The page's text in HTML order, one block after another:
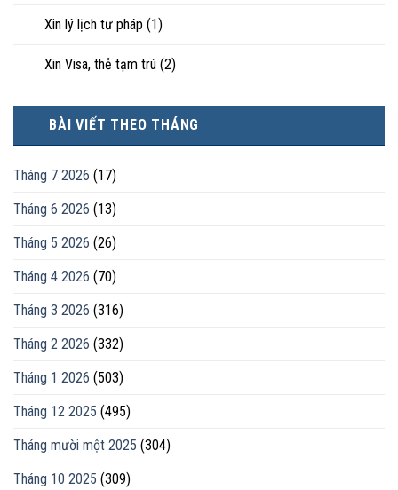
Xin lý lịch tư pháp (1)
Xin Visa, thẻ tạm trú (2)
BÀI VIẾT THEO THÁNG
Tháng 7 2026 (17)
Tháng 6 2026 (13)
Tháng 5 2026 (26)
Tháng 4 2026 (70)
Tháng 3 2026 (316)
Tháng 2 2026 (332)
Tháng 1 2026 (503)
Tháng 12 2025 (495)
Tháng mười một 2025 (304)
Tháng 10 2025 (309)